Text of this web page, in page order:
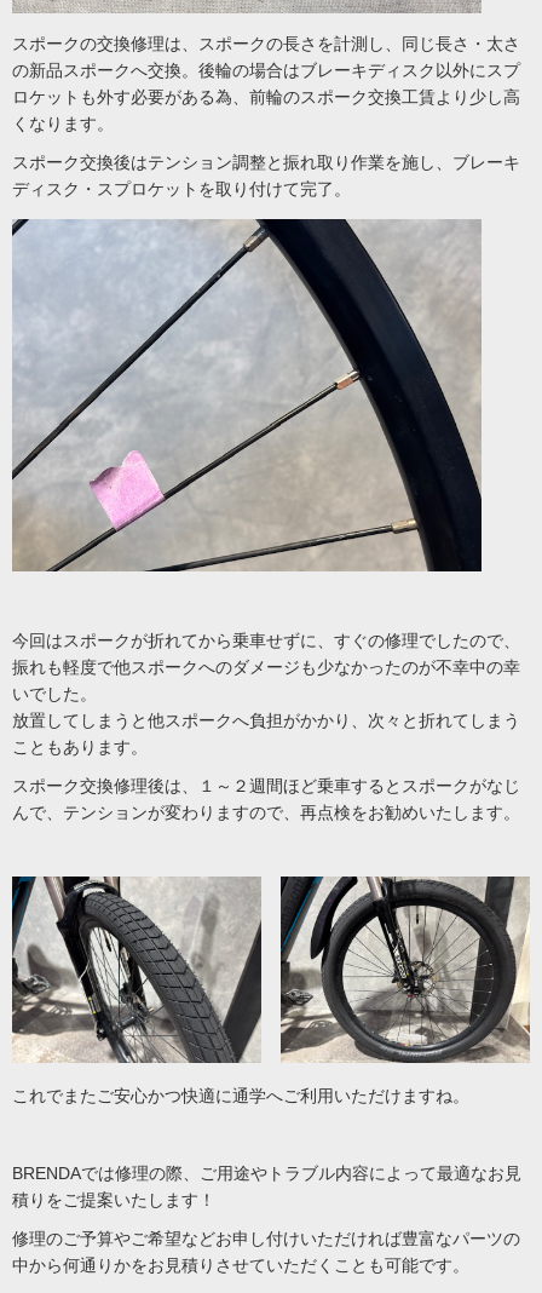
スポークの交換修理は、スポークの長さを計測し、同じ長さ・太さ
の新品スポークへ交換。後輪の場合はブレーキディスク以外にスプ
ロケットも外す必要がある為、前輪のスポーク交換工賃より少し高
くなります。
スポーク交換後はテンション調整と振れ取り作業を施し、ブレーキ
ディスク・スプロケットを取り付けて完了。
今回はスポークが折れてから乗車せずに、すぐの修理でしたので、
振れも軽度で他スポークへのダメージも少なかったのが不幸中の幸
いでした。
放置してしまうと他スポークへ負担がかかり、次々と折れてしまう
こともあります。
スポーク交換修理後は、１～２週間ほど乗車するとスポークがなじ
んで、テンションが変わりますので、再点検をお勧めいたします。
これでまたご安心かつ快適に通学へご利用いただけますね。
BRENDAでは修理の際、ご用途やトラブル内容によって最適なお見
積りをご提案いたします！
修理のご予算やご希望などお申し付けいただければ豊富なパーツの
中から何通りかをお見積りさせていただくことも可能です。